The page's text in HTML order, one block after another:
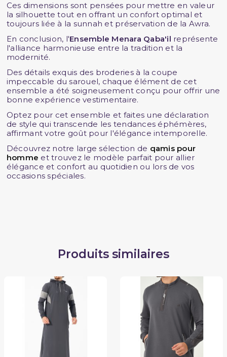
Ces dimensions sont pensées pour mettre en valeur
la silhouette tout en offrant un confort optimal et
toujours liée à la sunnah et préservation de la Awra.
En conclusion, l'Ensemble Menara Qaba'il représente
l'alliance harmonieuse entre la tradition et la
modernité.
Des détails exquis des broderies à la coupe
impeccable du sarouel, chaque élément de cet
ensemble a été soigneusement conçu pour offrir une
bonne expérience vestimentaire.
Optez pour cet ensemble et faites une déclaration
de style qui transcende les tendances éphémères,
affirmant votre goût pour l'élégance intemporelle.
Découvrez notre large sélection de qamis pour
homme et trouvez le modèle parfait pour allier
élégance et confort au quotidien ou lors de vos
occasions spéciales.
Produits similaires